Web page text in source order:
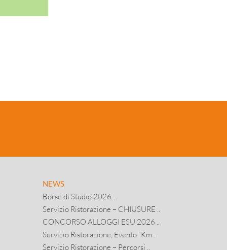
NEWS
Borse di Studio 2026 ..
Servizio Ristorazione – CHIUSURE ..
CONCORSO ALLOGGI ESU 2026 ..
Servizio Ristorazione, Evento “Km ..
Servizio Ristorazione – Percorsi ..